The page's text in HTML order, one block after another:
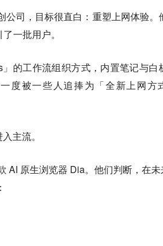
司，目标很直白：重塑上网体验。
一批用户。
的工作流组织方式，内置笔记与白
度被一些人追捧为「全新上网方
主流。
AI 原生浏览器 Dia。他们判断，在